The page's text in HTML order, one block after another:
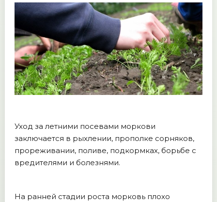
Уход за летними посевами моркови
заключается в рыхлении, прополке сорняков,
прореживании, поливе, подкормках, борьбе с
вредителями и болезнями.
На ранней стадии роста морковь плохо